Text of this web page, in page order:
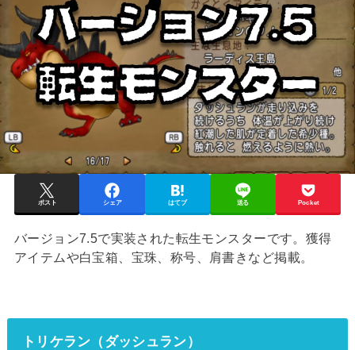
ポスト シェア はてブ 送る Pocket
バージョン7.5で実装された転生モンスターです。獲得
アイテムや白宝箱、宝珠、称号、肩書きなど掲載。
トリケラン（ダッシュラン）